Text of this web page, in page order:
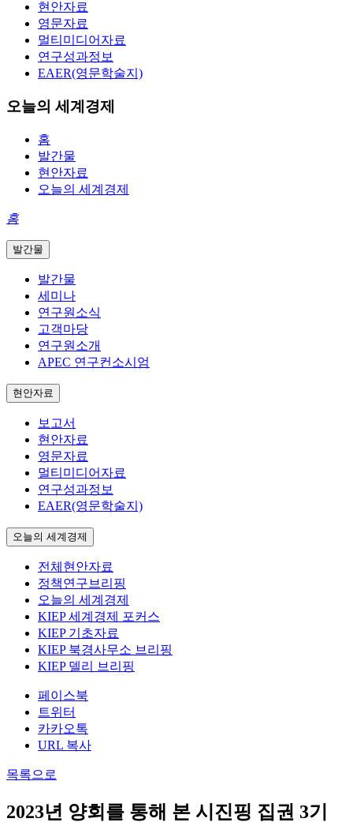
현안자료
영문자료
멀티미디어자료
연구성과정보
EAER(영문학술지)
오늘의 세계경제
홈
발간물
현안자료
오늘의 세계경제
홈
발간물
발간물
세미나
연구원소식
고객마당
연구원소개
APEC 연구컨소시엄
현안자료
보고서
현안자료
영문자료
멀티미디어자료
연구성과정보
EAER(영문학술지)
오늘의 세계경제
전체현안자료
정책연구브리핑
오늘의 세계경제
KIEP 세계경제 포커스
KIEP 기초자료
KIEP 북경사무소 브리핑
KIEP 델리 브리핑
페이스북
트위터
카카오톡
URL 복사
목록으로
2023년 양회를 통해 본 시진핑 집권 3기